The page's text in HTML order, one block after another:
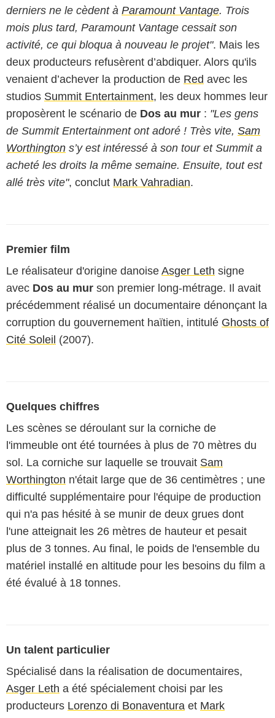
derniers ne le cèdent à Paramount Vantage. Trois
mois plus tard, Paramount Vantage cessait son
activité, ce qui bloqua à nouveau le projet". Mais les
deux producteurs refusèrent d’abdiquer. Alors qu'ils
venaient d’achever la production de Red avec les
studios Summit Entertainment, les deux hommes leur
proposèrent le scénario de Dos au mur : "Les gens
de Summit Entertainment ont adoré ! Très vite, Sam
Worthington s’y est intéressé à son tour et Summit a
acheté les droits la même semaine. Ensuite, tout est
allé très vite", conclut Mark Vahradian.
Premier film
Le réalisateur d'origine danoise Asger Leth signe
avec Dos au mur son premier long-métrage. Il avait
précédemment réalisé un documentaire dénonçant la
corruption du gouvernement haïtien, intitulé Ghosts of
Cité Soleil (2007).
Quelques chiffres
Les scènes se déroulant sur la corniche de
l'immeuble ont été tournées à plus de 70 mètres du
sol. La corniche sur laquelle se trouvait Sam
Worthington n'était large que de 36 centimètres ; une
difficulté supplémentaire pour l'équipe de production
qui n'a pas hésité à se munir de deux grues dont
l'une atteignait les 26 mètres de hauteur et pesait
plus de 3 tonnes. Au final, le poids de l'ensemble du
matériel installé en altitude pour les besoins du film a
été évalué à 18 tonnes.
Un talent particulier
Spécialisé dans la réalisation de documentaires,
Asger Leth a été spécialement choisi par les
producteurs Lorenzo di Bonaventura et Mark